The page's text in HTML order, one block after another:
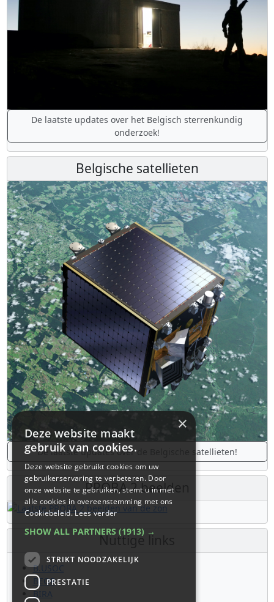
De laatste updates over het Belgisch sterrenkundig
onderzoek!
Belgische satellieten
De laatste updates over de Belgische satellieten!
PROBA 2 beelden
Nuttige links
B.USOC
BEOP
BIRA
×
Deze website maakt
gebruik van cookies.
Deze website gebruikt cookies om uw
gebruikerservaring te verbeteren. Door
onze website te gebruiken, stemt u in met
alle cookies in overeenstemming met ons
Cookiebeleid.Lees verder
SHOW ALL PARTNERS (1913) →
STRIKT NOODZAKELIJK
PRESTATIE